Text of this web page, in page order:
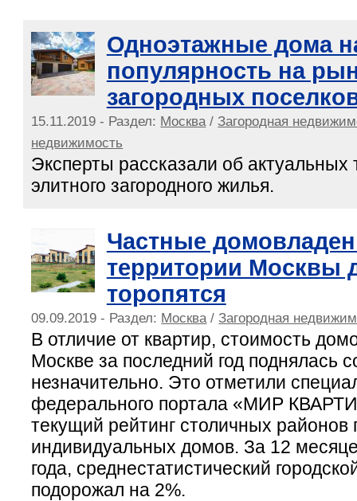
Одноэтажные дома
популярность на
загородных
15.11.2019 - Раздел: Москва / Загородная
недвижимость
Эксперты рассказали об
элитного загородного жилья.
Частные
территории Москвы
торопятся
09.09.2019 - Раздел: Москва /Загородная
В отличие от квартир, стоимость
Москве за последний год поднялась
незначительно. Это отметили
федерального портала «МИР
текущий рейтинг столичных районов
индивидуальных домов. За 12
года, среднестатистический
подорожал на 2%.